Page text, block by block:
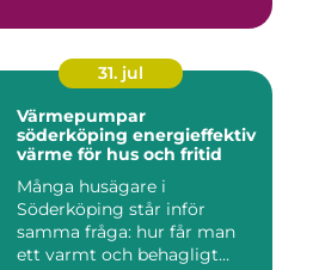
31. jul
Värmepumpar
söderköping energieffektiv
värme för hus och fritid
Många husägare i
Söderköping står inför
samma fråga: hur får man
ett varmt och behagligt